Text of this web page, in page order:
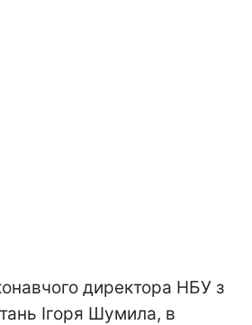
директора НБУ з
Ігоря Шумила, в